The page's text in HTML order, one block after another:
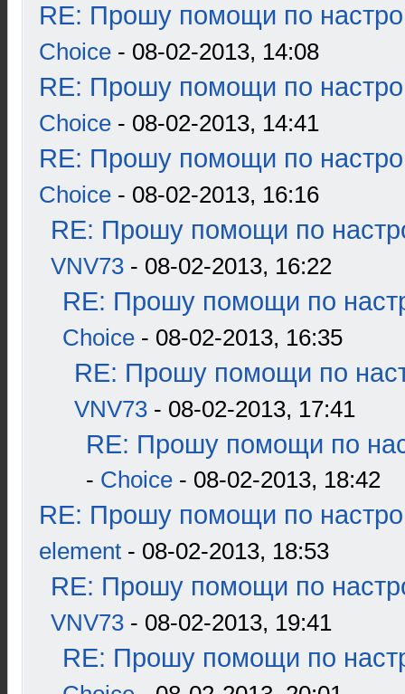
RE: Прошу помощи по
Choice - 08-02-2013, 14:08
RE: Прошу помощи по
Choice - 08-02-2013, 14:41
RE: Прошу помощи по
Choice - 08-02-2013, 16:16
RE: Прошу помощи по
VNV73 - 08-02-2013, 16:22
RE: Прошу помощи по
Choice - 08-02-2013, 16:35
RE: Прошу помощи по
VNV73 - 08-02-2013, 17:41
RE: Прошу помощи по
- Choice - 08-02-2013, 18:42
RE: Прошу помощи по
element - 08-02-2013, 18:53
RE: Прошу помощи по
VNV73 - 08-02-2013, 19:41
RE: Прошу помощи по